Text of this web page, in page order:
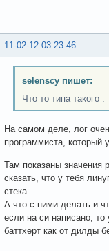
11-02-12 03:23:46
selenscy пишет:
Что то типа такого :
На самом деле, лог
программиста, который
Там показаны значения
сказать, что у тебя
стека.
А что с ними делать и
если на си написано, то
баттхерт как от дилды